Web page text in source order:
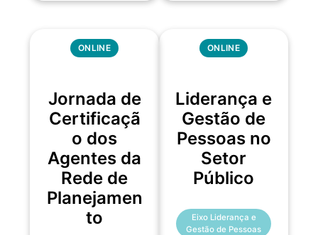
ONLINE
Jornada de
Certificaçã
o dos
Agentes da
Rede de
Planejamen
to
ONLINE
Liderança e
Gestão de
Pessoas no
Setor
Público
Eixo Liderança e
Gestão de Pessoas